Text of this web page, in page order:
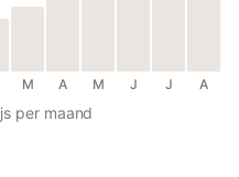
M A M J J A
per maand